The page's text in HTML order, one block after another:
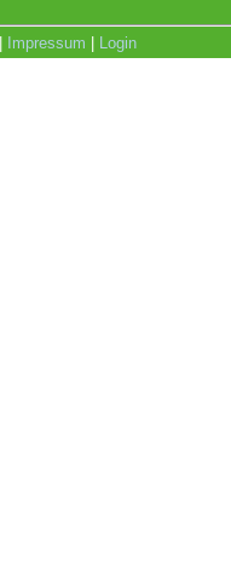
Impressum Login